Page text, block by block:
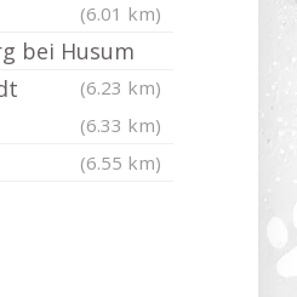
(6.01 km)
bei Husum
(6.23 km)
(6.33 km)
(6.55 km)